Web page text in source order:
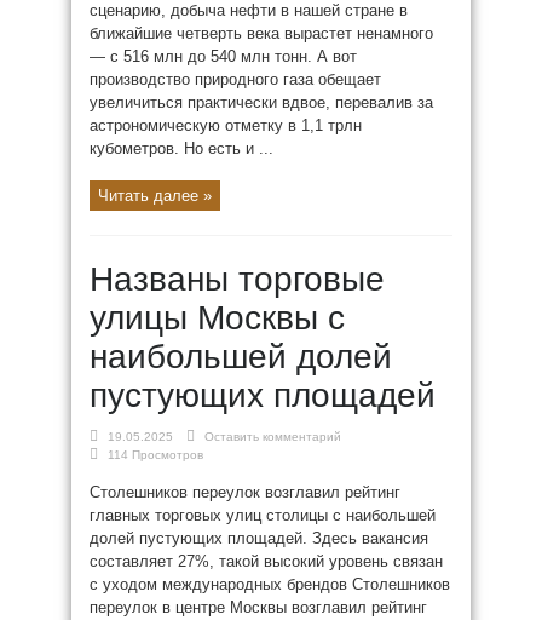
сценарию, добыча нефти в нашей стране в
ближайшие четверть века вырастет ненамного
— с 516 млн до 540 млн тонн. А вот
производство природного газа обещает
увеличиться практически вдвое, перевалив за
астрономическую отметку в 1,1 трлн
кубометров. Но есть и ...
Читать далее »
Названы торговые
улицы Москвы с
наибольшей долей
пустующих площадей
19.05.2025
Оставить комментарий
114 Просмотров
Столешников переулок возглавил рейтинг
главных торговых улиц столицы с наибольшей
долей пустующих площадей. Здесь вакансия
составляет 27%, такой высокий уровень связан
с уходом международных брендов Столешников
переулок в центре Москвы возглавил рейтинг